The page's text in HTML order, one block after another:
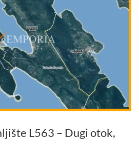
L563 – Dugi otok,